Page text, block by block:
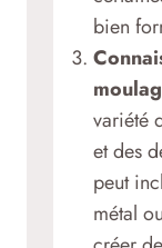
bien
variété
et des
peut
métal